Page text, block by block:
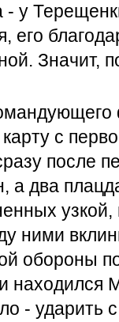
- у
его
Значит,
с
после
а два
узкой,
ними
обороны
- ударить